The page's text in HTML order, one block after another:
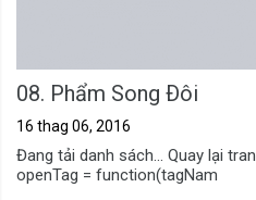
08. Phẩm Song Ðôi
16 thag 06, 2016
Đang tải danh sách... Quay lại
openTag = function(tagNam